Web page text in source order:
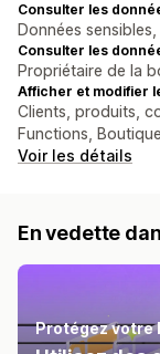
Consulter les
Données
Consulter les
Propriétaire de la
Afficher et modifier
Clients, produits,
Functions,
Voir les détails
En vedette
Protégez votre